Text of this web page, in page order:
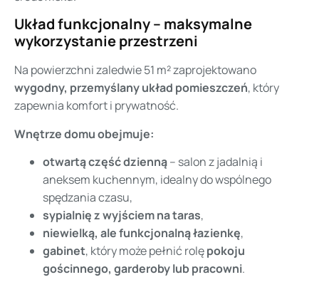
Układ funkcjonalny – maksymalne
wykorzystanie przestrzeni
Na powierzchni zaledwie 51 m² zaprojektowano
wygodny, przemyślany układ pomieszczeń, który
zapewnia komfort i prywatność.
Wnętrze domu obejmuje:
otwartą część dzienną– salon z jadalnią i
aneksem kuchennym, idealny do wspólnego
spędzania czasu,
sypialnię z wyjściem na taras,
niewielką, ale funkcjonalną łazienkę,
gabinet, który może pełnić rolępokoju
gościnnego, garderoby lub pracowni.